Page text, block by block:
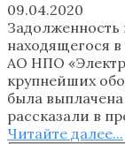
09.04.2020
Задолженность
находящегося
АО НПО
крупнейших
была
рассказали в
Читайте далее...